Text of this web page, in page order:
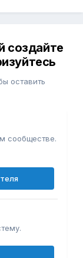
создайте
оставить
сообществе.